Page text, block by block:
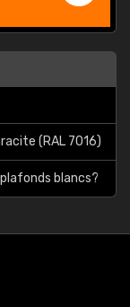
(RAL 7016)
blancs?